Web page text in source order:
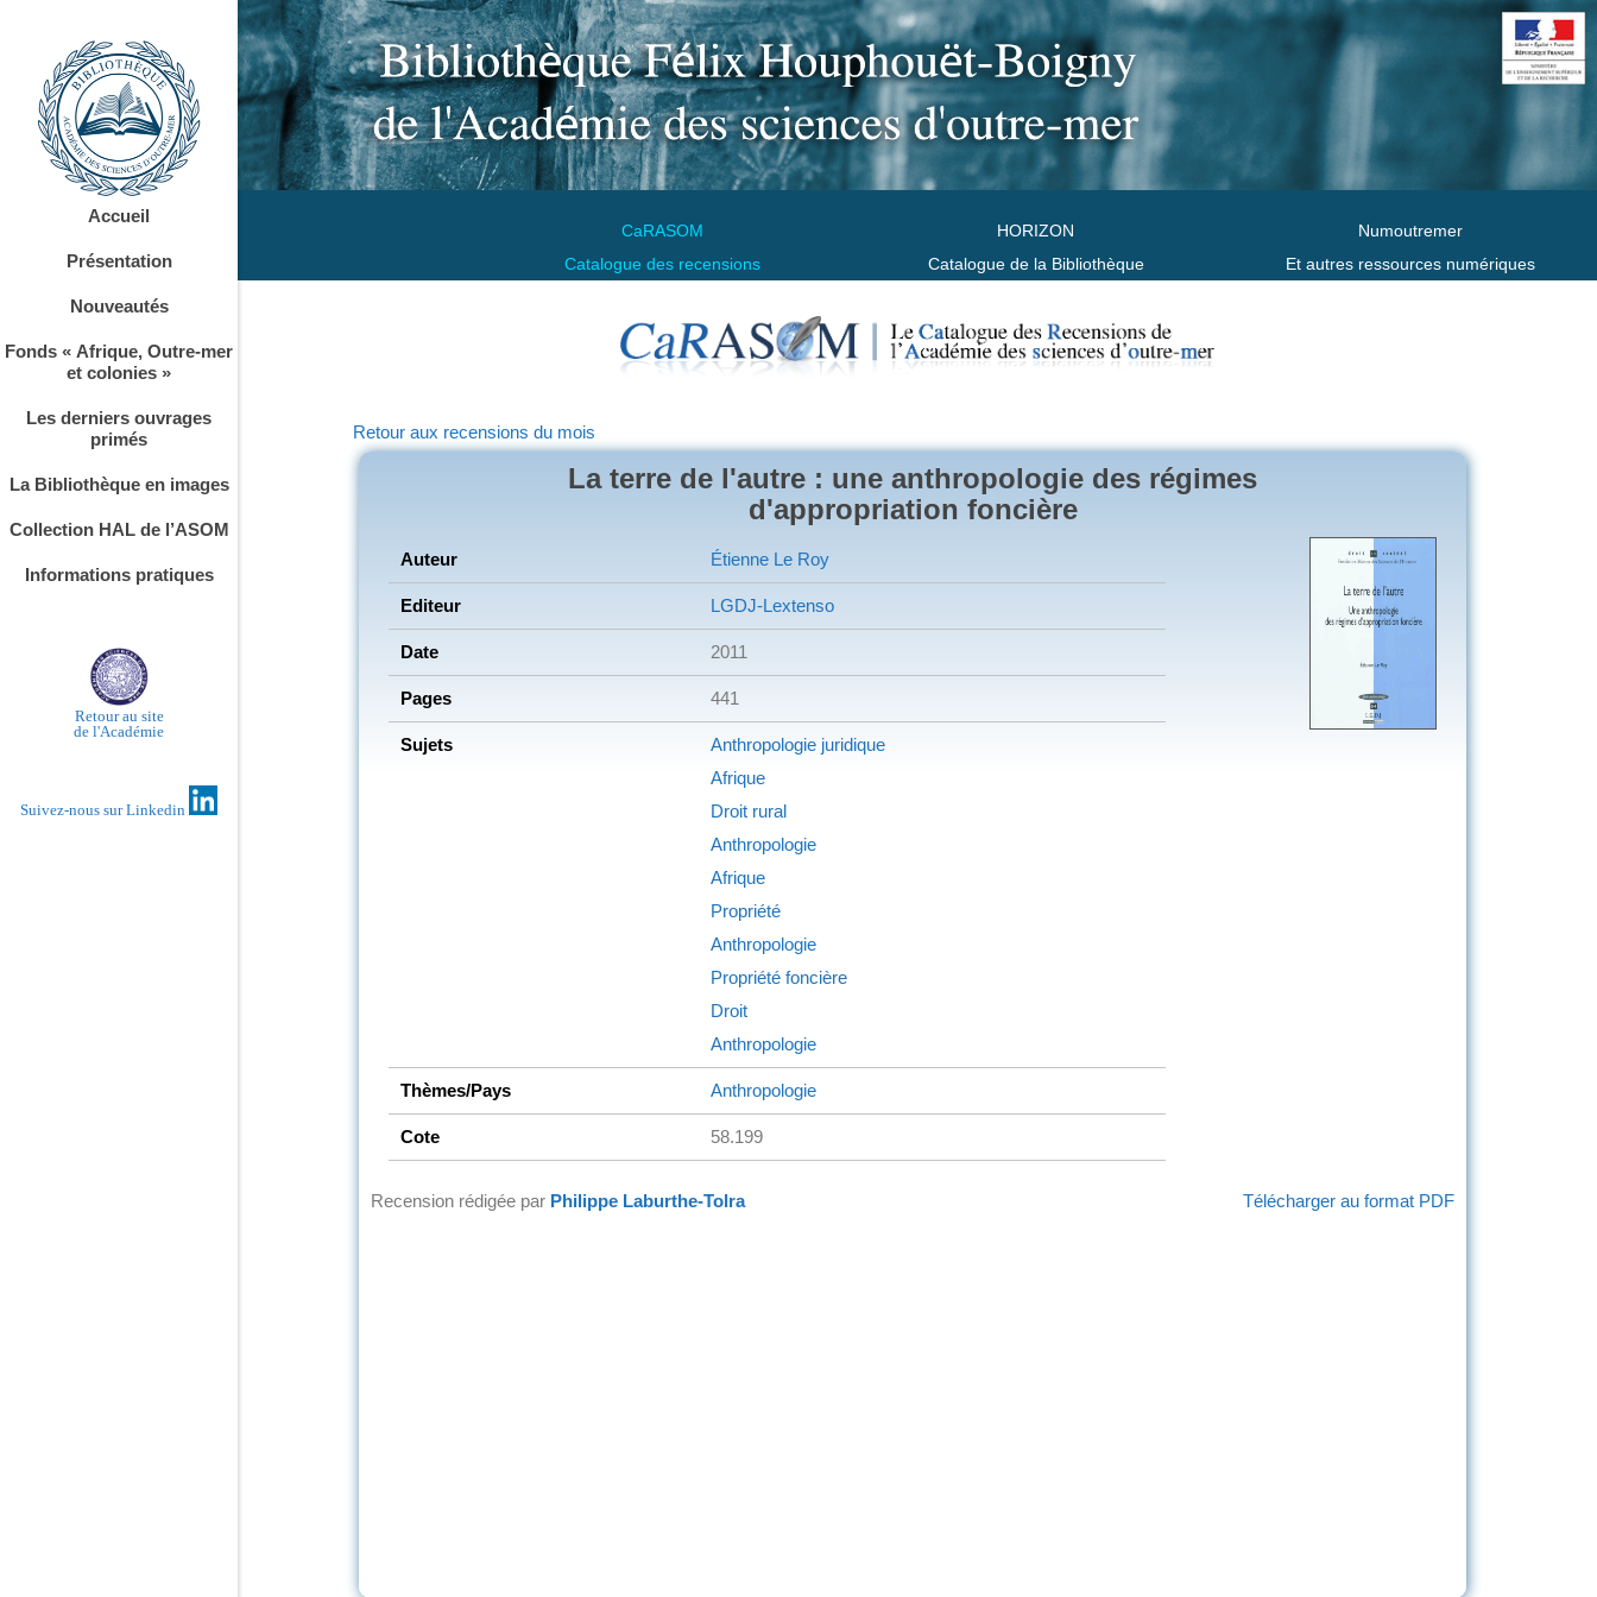
CaRASOM
Catalogue des recensions
HORIZON
Catalogue de la Bibliothèque
Numoutremer
Et autres ressources numériques
Accueil
Présentation
Nouveautés
Fonds « Afrique, Outre-mer
et colonies »
Les derniers ouvrages
primés
La Bibliothèque en images
Collection HAL de l’ASOM
Informations pratiques
Retour au site
de l'Académie
Suivez-nous sur Linkedin
Retour aux recensions du mois
La terre de l'autre : une anthropologie des régimes
d'appropriation foncière
Auteur Étienne Le Roy
Editeur LGDJ-Lextenso
Date 2011
Pages 441
Sujets
Anthropologie juridique
Afrique
Droit rural
Anthropologie
Afrique
Propriété
Anthropologie
Propriété foncière
Droit
Anthropologie
Thèmes/Pays Anthropologie
Cote 58.199
Télécharger au format PDF
Recension rédigée par Philippe Laburthe-Tolra